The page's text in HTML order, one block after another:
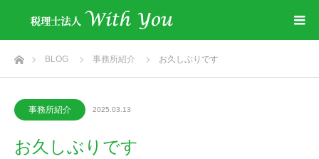
ホームBLOG 事務所紹介 お久しぶりです
事務所紹介 2025.03.13
お久しぶりです